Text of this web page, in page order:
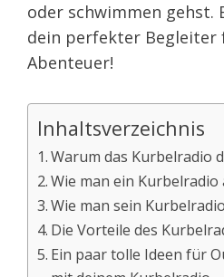
oder schwimmen gehst.
dein perfekter Begleiter
Abenteuer!
Inhaltsverzeichnis
Warum das Kurbelradio
Wie man ein
Wie man sein
Die Vorteile des
Ein paar tolle Ideen für